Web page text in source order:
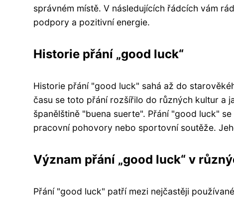
správném místě. V následujících řádcích vám
podpory a pozitivní energie.
Historie přání „good luck“
Historie přání "good luck" sahá až do
času se toto přání rozšířilo do různých kultur a
španělštině "buena suerte". Přání "good luck"
pracovní pohovory nebo sportovní soutěže.
Význam přání „good luck“ v
Přání "good luck" patří mezi nejčastěji